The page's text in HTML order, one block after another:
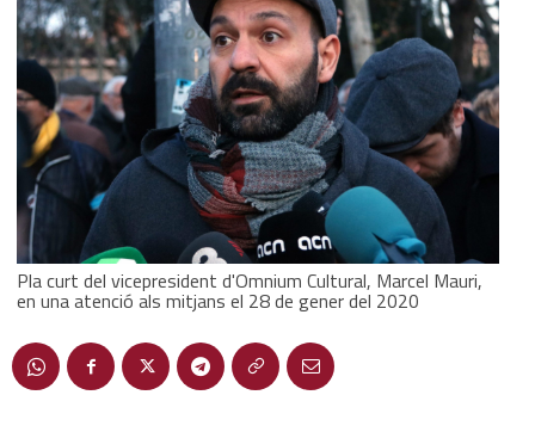
Pla curt del vicepresident d'Omnium Cultural, Marcel Mauri,
en una atenció als mitjans el 28 de gener del 2020